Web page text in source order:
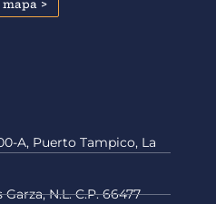
mapa >
A, Puerto Tampico, La
N.L. C.P. 66477